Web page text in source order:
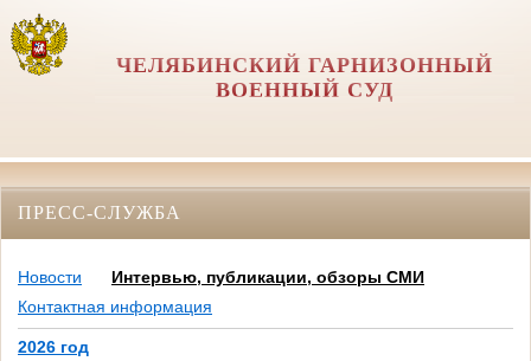
ЧЕЛЯБИНСКИЙ ГАРНИЗОННЫЙ
ВОЕННЫЙ СУД
ПРЕСС-СЛУЖБА
Новости
Интервью, публикации, обзоры СМИ
Контактная информация
2026 год